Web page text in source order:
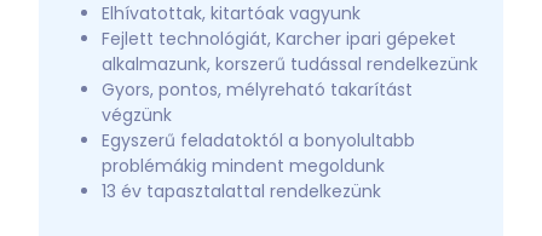
Elhívatottak, kitartóak vagyunk
Fejlett technológiát, Karcher ipari gépeket
alkalmazunk, korszerű tudással rendelkezünk
Gyors, pontos, mélyreható takarítást
végzünk
Egyszerű feladatoktól a bonyolultabb
problémákig mindent megoldunk
13 év tapasztalattal rendelkezünk